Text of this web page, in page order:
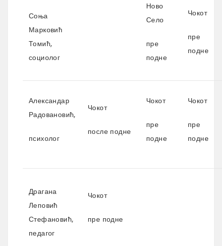
Соња
Марковић
Томић,
социолог
Ново
Село
пре
подне
Чокот
пре
подне
Александар
Радовановић,
психолог
Чокот
после подне
Чокот
пре
подне
Чокот
пре
подне
Драгана
Леповић
Стефановић,
педагог
Чокот
пре подне